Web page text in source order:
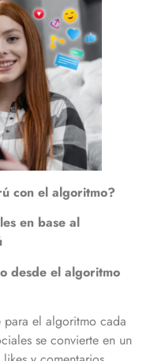
con el algoritmo?
en base al
desde el algoritmo
para el algoritmo cada
se convierte en un